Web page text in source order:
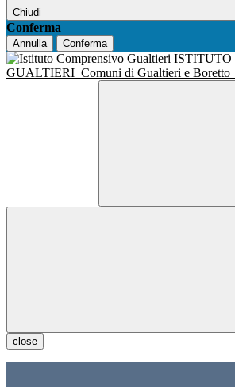
Chiudi
Conferma
Annulla Conferma
ISTITUTO
GUALTIERI Comuni di Gualtieri e Boretto
close